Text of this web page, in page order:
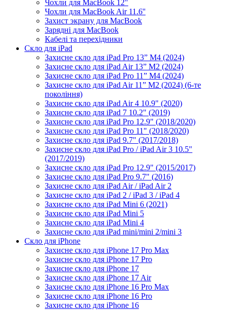
Чохли для MacBook 12"
Чохли для MacBook Air 11.6''
Захист экрану для MacBook
Зарядні для MacBook
Кабелі та перехідники
Скло для iPad
Захисне скло для iPad Pro 13” M4 (2024)
Захисне скло для iPad Air 13” M2 (2024)
Захисне скло для iPad Pro 11” M4 (2024)
Захисне скло для iPad Air 11” M2 (2024) (6-те
покоління)
Захисне скло для iPad Air 4 10.9" (2020)
Захисне скло для iPad 7 10.2" (2019)
Захисне скло для iPad Pro 12.9" (2018/2020)
Захисне скло для iPad Pro 11" (2018/2020)
Захисне скло для iPad 9.7" (2017/2018)
Захисне скло для iPad Pro / iPad Air 3 10.5"
(2017/2019)
Захисне скло для iPad Pro 12.9" (2015/2017)
Захисне скло для iPad Pro 9.7" (2016)
Захисне скло для iPad Air / iPad Air 2
Захисне скло для iPad 2 / iPad 3 / iPad 4
Захисне скло для iPad Mini 6 (2021)
Захисне скло для iPad Mini 5
Захисне скло для iPad Mini 4
Захисне скло для iPad mini/mini 2/mini 3
Скло для iPhone
Захисне скло для iPhone 17 Pro Max
Захисне скло для iPhone 17 Pro
Захисне скло для iPhone 17
Захисне скло для iPhone 17 Air
Захисне скло для iPhone 16 Pro Max
Захисне скло для iPhone 16 Pro
Захисне скло для iPhone 16